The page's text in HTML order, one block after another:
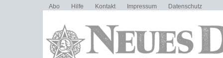
Abo Hilfe Kontakt Impressum Datenschutz